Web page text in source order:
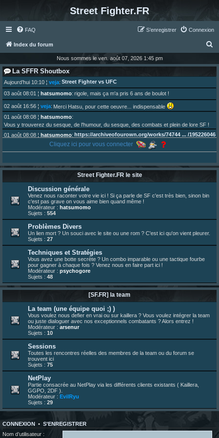
Street Fighter.FR
FAQ Connexion
S’enregistrer
Index du forum
c
e
Nous sommes le ven. août 07, 2026 1:45 pm
La SFFR Shoutbox
Aujourd’hui 10:10 ¦ veja: Street Fighter vs UFC
03 août 08:01 ¦ hatsumomo: rigole, mais ça m'a pris 6 ans de boulot !
02 août 16:56 ¦ veja: Merci Hatsu, pour cette oeuvre... indispensable
01 août 08:08 ¦ hatsumomo:
Vous y trouverez du sesque, de l'humour, du sesque, des combats et plein de lore SF !
01 août 08:08 ¦ hatsumomo: https://archiveofourown.org/works/74744 ... /195226046
hatsumomo :
Aujourd'hui, c'est le yaoi day. Pour la peine je reposte ma dernière fic.
30 juil. 07:22¦hatsumomo:
Un futur indispensable :https://x.com/preterniadotcom/status/20 ... 8820352079
26 juil. 22:09¦hatsumomo:bio de Alex en ligne les gens !
13 juil. 09:53¦hatsumomo:
bonjour les amis, je viens de poster ma 1e review de figurine !
23 juin 10:36¦indy:une très chouette SFFR shoutbox !
23 juin 07:30
hatsumomo
23 juin 07:26¦hatsumomo :shoutbox réinitialisée
22 juin 12:27¦indy:Yo !
22 juin 08:49¦veja:Yo
Cliquez ici pour vous connecter
Street Fighter.FR le site
Discussion générale
Venez nous raconter votre vie ici ! Si ça parle de SF c'est très bien, sinon bin
c'est pas grave on vous aime bien quand même !
Modérateur : hatsumomo
Sujets : 554
Problèmes Divers
Un lien mort ? Un souci avec le site ou une rom ? C'est ici qu'on vient pleurer.
Sujets : 27
Techniques et Stratégies
Vous avez une botte secrète ? Un combo imparable ou une tactique fourbe
pour gagner à chaque fois ? Venez nous en faire part ici !
Modérateur : psychogore
Sujets : 48
[SF.FR] la team
La team (une équipe quoi ;) )
Vous voulez nous defier en vrai ou sur kaillera ? Vous voulez intégrer la team
ou juste dialoguer avec nos exceptionnels combatants ? Alors entrez !
Modérateur : arsenur
Sujets : 10
Sessions
Toutes les rencontres réelles des membres de la team ou du forum se
trouvent ici
Sujets : 75
NetPlay
Partie consacrée au NetPlay via les différents clients existants ( Kaillera,
GGPO, 2DF ).
Modérateur : EvilRyu
Sujets : 29
CONNEXION • S’ENREGISTRER
Nom d’utilisateur :